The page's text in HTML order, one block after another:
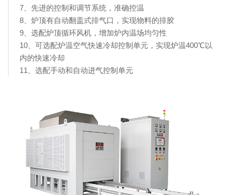
7、先进的控制和调节系统，准确控温
8、炉顶有自动翻盖式排气口，实现物料的排胶
9、选配炉顶循环风机，增加炉内温场均匀性
10、可选配炉温空气快速冷却控制单元，实现炉温400℃以
内的快速冷却
11、选配手动和自动进气控制单元